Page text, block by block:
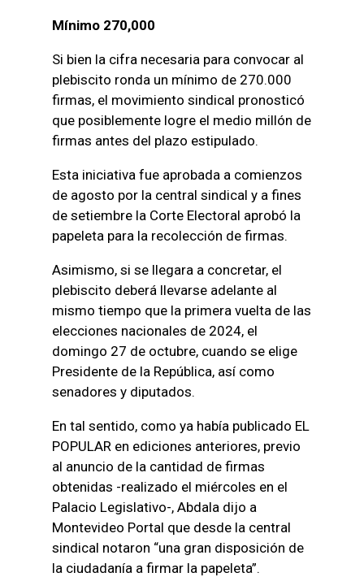
Mínimo 270,000
Si bien la cifra necesaria para convocar al
plebiscito ronda un mínimo de 270.000
firmas, el movimiento sindical pronosticó
que posiblemente logre el medio millón de
firmas antes del plazo estipulado.
Esta iniciativa fue aprobada a comienzos
de agosto por la central sindical y a fines
de setiembre la Corte Electoral aprobó la
papeleta para la recolección de firmas.
Asimismo, si se llegara a concretar, el
plebiscito deberá llevarse adelante al
mismo tiempo que la primera vuelta de las
elecciones nacionales de 2024, el
domingo 27 de octubre, cuando se elige
Presidente de la República, así como
senadores y diputados.
En tal sentido, como ya había publicado EL
POPULAR en ediciones anteriores, previo
al anuncio de la cantidad de firmas
obtenidas -realizado el miércoles en el
Palacio Legislativo-, Abdala dijo a
Montevideo Portal que desde la central
sindical notaron “una gran disposición de
la ciudadanía a firmar la papeleta”.